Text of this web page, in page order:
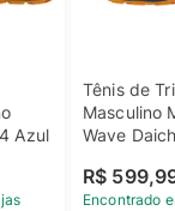
Azul
Tênis de
Masculino
Wave
R$
Encontrado